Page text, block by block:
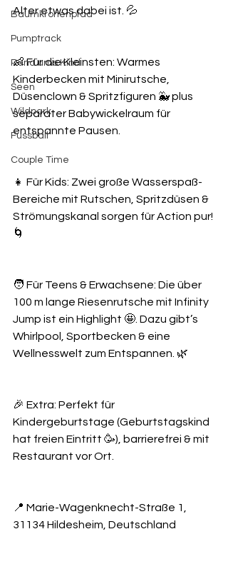
Baumkronenpfad
Pumptrack
Rund ums Kind
Seen
Wildpark
Fussball
Couple Time
Alter etwas dabei ist. 💦
👶 Für die Kleinsten: Warmes
Kinderbecken mit Minirutsche,
Düsenclown & Spritzfiguren 🐳 plus
separater Babywickelraum für
entspannte Pausen.
👧 Für Kids: Zwei große Wasserspaß-
Bereiche mit Rutschen, Spritzdüsen &
Strömungskanal sorgen für Action pur!
🌀
🧑 Für Teens & Erwachsene: Die über
100 m lange Riesenrutsche mit Infinity
Jump ist ein Highlight 🤩. Dazu gibt’s
Whirlpool, Sportbecken & eine
Wellnesswelt zum Entspannen. 🌿
🎉 Extra: Perfekt für
Kindergeburtstage (Geburtstagskind
hat freien Eintritt 🥳), barrierefrei & mit
Restaurant vor Ort.
📍 Marie-Wagenknecht-Straße 1,
31134 Hildesheim, Deutschland